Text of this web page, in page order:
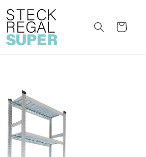
Warenkorb